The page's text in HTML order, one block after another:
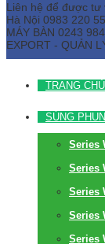
Liên hệ để được tư
Hà Nội 0983 220
MÁY BÀN 0243
EXPORT - QUẢN
TRANG CHỦ
SÚNG
Series
Series
Series
Series
Series